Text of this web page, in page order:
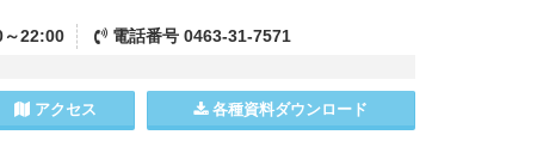
22:00 電話番号0463-31-7571
アクセス 各種資料ダウンロード